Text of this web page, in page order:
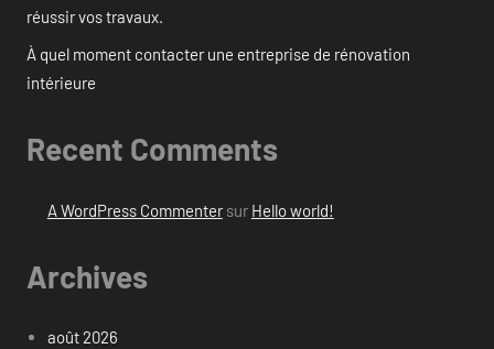
réussir vos travaux.
À quel moment contacter une entreprise de rénovation
intérieure
Recent Comments
A WordPress Commentersur Hello world!
Archives
août 2026